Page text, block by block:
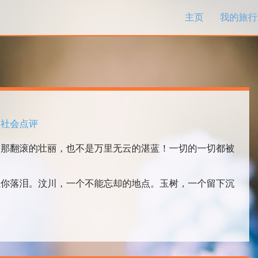
主页
我的旅行
社会点评
滚的壮丽，也不是万里无云的湛蓝！一切的一切都被
泪。汶川，一个不能忘却的地点。玉树，一个留下沉